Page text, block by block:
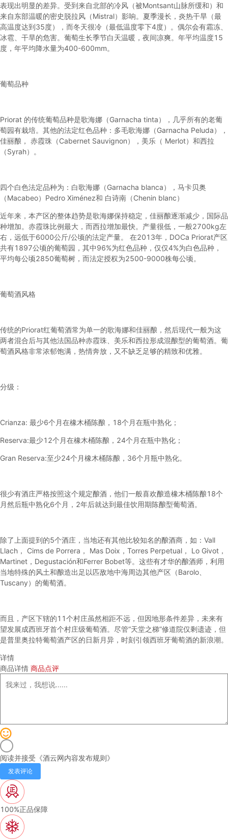
表现出明显的差异。受到来自北部的冷风（被Montsant山脉所缓和）和
来自东部温暖的密史脱拉风（Mistral）影响。夏季漫长，炎热干旱（最
高温度达到35度），而冬天很冷（最低温度零下4度）。偶尔会有霜冻、
冰雹、干旱的危害。葡萄生长季节白天温暖，夜间凉爽。年平均温度15
度，年平均降水量为400-600mm。
葡萄品种
Priorat 的传统葡萄品种是歌海娜（Garnacha tinta），几乎所有的老葡
萄园有栽培。其他的法定红色品种：多毛歌海娜（Garnacha Peluda），
佳丽酿， 赤霞珠（Cabernet Sauvignon），美乐（ Merlot）和西拉
（Syrah）。
四个白色法定品种为：白歌海娜（Garnacha blanca），马卡贝奥
（Macabeo）Pedro Ximénez和 白诗南（Chenin blanc）
近年来，本产区的整体趋势是歌海娜保持稳定，佳丽酿逐渐减少，国际品
种增加。赤霞珠比例最大，而西拉增加最快。产量很低，一般2700kg左
右，远低于6000公斤/公顷的法定产量。 在2013年，DOCa Priorat产区
共有1897公顷的葡萄园，其中96%为红色品种，仅仅4%为白色品种，
平均每公顷2850葡萄树，而法定授权为2500-9000株每公顷。
葡萄酒风格
传统的Priorat红葡萄酒常为单一的歌海娜和佳丽酿，然后现代一般为这
两者混合后与其他法国品种赤霞珠、美乐和西拉形成混酿型的葡萄酒。葡
萄酒风格非常浓郁饱满，热情奔放，又不缺乏足够的精致和优雅。
分级：
Crianza: 最少6个月在橡木桶陈酿，18个月在瓶中熟化；
Reserva:最少12个月在橡木桶陈酿，24个月在瓶中熟化；
Gran Reserva:至少24个月橡木桶陈酿，36个月瓶中熟化。
很少有酒庄严格按照这个规定酿酒，他们一般喜欢酿造橡木桶陈酿18个
月然后瓶中熟化6个月，2年后就达到最佳饮用期陈酿型葡萄酒。
除了上面提到的5个酒庄，当地还有其他比较知名的酿酒商，如：Vall
Llach， Cims de Porrera， Mas Doix，Torres Perpetual， Lo Givot，
Martinet，Degustación和Ferrer Bobet等。这些有才华的酿酒师，利用
当地特殊的风土和酿造出足以匹敌地中海周边其他产区（Barolo、
Tuscany）的葡萄酒。
而且，产区下辖的11个村庄虽然相距不远，但因地形条件差异，未来有
望发展成西班牙首个村庄级葡萄酒。尽管“天堂之梯”修道院仅剩遗迹，但
是普里奥拉特葡萄酒产区的日新月异，时刻引领西班牙葡萄酒的新浪潮。
详情
商品详情 商品点评
阅读并接受《酒云网内容发布规则》
发表评论
100%正品保障